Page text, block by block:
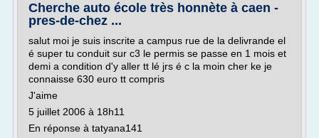
Cherche auto école très honnète à caen -
pres-de-chez ...
salut moi je suis inscrite a campus rue de la delivrande el
é super tu conduit sur c3 le permis se passe en 1 mois et
demi a condition d'y aller tt lé jrs é c la moin cher ke je
connaisse 630 euro tt compris
J'aime
5 juillet 2006 à 18h11
En réponse à tatyana141